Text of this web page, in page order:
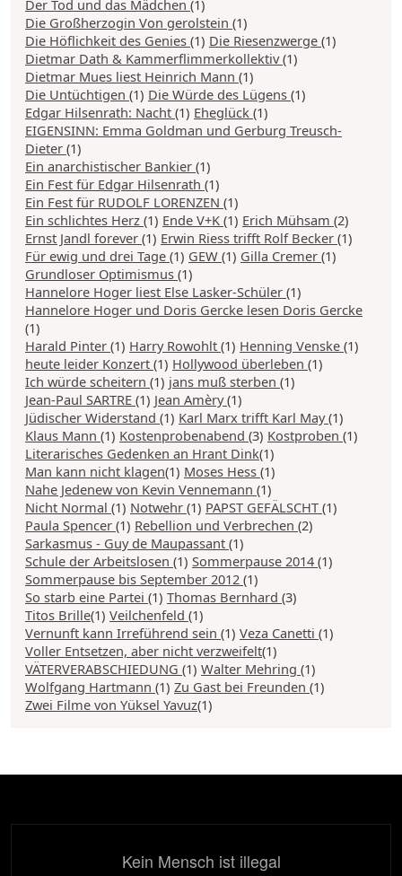
Der Tod und das Mädchen (1)
Die Großherzogin Von gerolstein (1)
Die Höflichkeit des Genies (1) Die Riesenzwerge (1)
Dietmar Dath & Kammerflimmerkollektiv(1)
Dietmar Mues liest Heinrich Mann (1)
Die Untüchtigen (1) Die Würde des Lügens (1)
Edgar Hilsenrath: Nacht (1) Eheglück (1)
EIGENSINN: Emma Goldman und Gerburg Treusch-
Dieter (1)
Ein anarchistischer Bankier (1)
Ein Fest für Edgar Hilsenrath (1)
Ein Fest für RUDOLF LORENZEN (1)
Ein schlichtes Herz (1) Ende V+K (1) Erich Mühsam (2)
Ernst Jandl forever (1) Erwin Riess trifft Rolf Becker (1)
Für ewig und drei Tage (1) GEW (1) Gilla Cremer (1)
Grundloser Optimismus (1)
Hannelore Hoger liest Else Lasker-Schüler (1)
Hannelore Hoger und Doris Gercke lesen Doris Gercke
(1)
Harald Pinter (1) Harry Rowohlt (1) Henning Venske (1)
heute leider Konzert (1) Hollywood überleben (1)
Ich würde scheitern (1) jans muß sterben (1)
Jean-Paul SARTRE (1) Jean Amèry(1)
Jüdischer Widerstand (1) Karl Marx trifft Karl May(1)
Klaus Mann (1) Kostenprobenabend (3) Kostproben (1)
Literarisches Gedenken an Hrant Dink(1)
Man kann nicht klagen(1) Moses Hess (1)
Nahe Jedenew von Kevin Vennemann (1)
Nicht Normal (1) Notwehr (1) PAPST GEFÄLSCHT (1)
Paula Spencer (1) Rebellion und Verbrechen (2)
Sarkasmus - Guy de Maupassant (1)
Schule der Arbeitslosen (1) Sommerpause 2014 (1)
Sommerpause bis September 2012 (1)
So starb eine Partei (1) Thomas Bernhard (3)
Titos Brille(1) Veilchenfeld (1)
Vernunft kann Irreführend sein (1) Veza Canetti (1)
Voller Entsetzen, aber nicht verzweifelt(1)
VÄTERVERABSCHIEDUNG (1) Walter Mehring (1)
Wolfgang Hartmann (1) Zu Gast bei Freunden (1)
Zwei Filme von Yüksel Yavuz(1)
Kein Mensch ist illegal